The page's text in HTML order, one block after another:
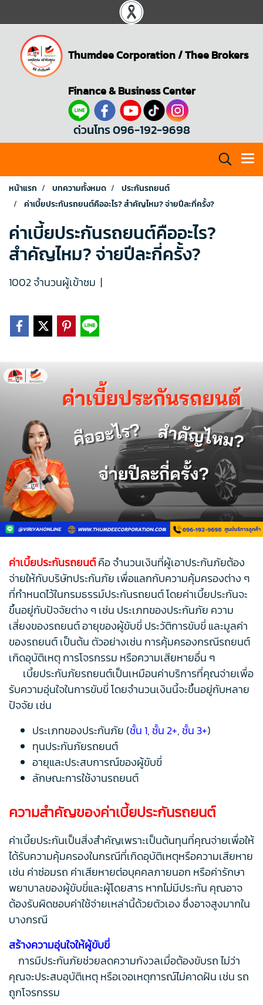
Thumdee Corporation/Thee Brokers
Finance & Business Center
ด่วนโทร 096-192-9698
หน้าแรก บทความทั้งหมด
ประกันรถยนต์
ค่าเบี้ยประกันรถยนต์คืออะไร? สำคัญไหม? จ่ายปีละกี่ครั้ง?
ค่าเบี้ยประกันรถยนต์คืออะไร?
สำคัญไหม? จ่ายปีละกี่ครั้ง?
1002 จำนวนผู้เข้าชม |
ค่าเบี้ยประกันรถยนต์คือ จำนวนเงินที่ผู้เอาประกันภัยต้อง
จ่ายให้กับบริษัทประกันภัย เพื่อแลกกับความคุ้มครองต่าง ๆ
ที่กำหนดไว้ในกรมธรรม์ประกันรถยนต์ โดยค่าเบี้ยประกันจะ
ขึ้นอยู่กับปัจจัยต่าง ๆ เช่น ประเภทของประกันภัย ความ
เสี่ยงของรถยนต์ อายุของผู้ขับขี่ ประวัติการขับขี่ และมูลค่า
ของรถยนต์ เป็นต้น ตัวอย่างเช่น การคุ้มครองกรณีรถยนต์
เกิดอุบัติเหตุ การโจรกรรม หรือความเสียหายอื่น ๆ
เบี้ยประกันภัยรถยนต์เป็นเหมือนค่าบริการที่คุณจ่ายเพื่อ
รับความอุ่นใจในการขับขี่ โดยจำนวนเงินนี้จะขึ้นอยู่กับหลาย
ปัจจัย เช่น
ประเภทของประกันภัย (ชั้น 1, ชั้น 2+, ชั้น 3+)
ทุนประกันภัยรถยนต์
อายุและประสบการณ์ของผู้ขับขี่
ลักษณะการใช้งานรถยนต์
ความสำคัญของค่าเบี้ยประกันรถยนต์
ค่าเบี้ยประกันเป็นสิ่งสำคัญเพราะเป็นต้นทุนที่คุณจ่ายเพื่อให้
ได้รับความคุ้มครองในกรณีที่เกิดอุบัติเหตุหรือความเสียหาย
เช่น ค่าซ่อมรถ ค่าเสียหายต่อบุคคลภายนอก หรือค่ารักษา
พยาบาลของผู้ขับขี่และผู้โดยสาร หากไม่มีประกัน คุณอาจ
ต้องรับผิดชอบค่าใช้จ่ายเหล่านี้ด้วยตัวเอง ซึ่งอาจสูงมากใน
บางกรณี
สร้างความอุ่นใจให้ผู้ขับขี่
การมีประกันภัยช่วยลดความกังวลเมื่อต้องขับรถ ไม่ว่า
คุณจะประสบอุบัติเหตุ หรือเจอเหตุการณ์ไม่คาดฝัน เช่น รถ
ถูกโจรกรรม